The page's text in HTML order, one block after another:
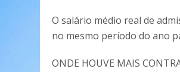
O salário médio real de
no mesmo período do ano
ONDE HOUVE MAIS